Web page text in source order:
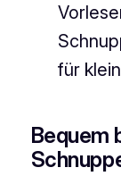
für
Bequem